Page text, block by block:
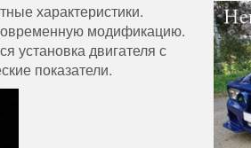
характеристики.
модификацию.
установка двигателя с
показатели.